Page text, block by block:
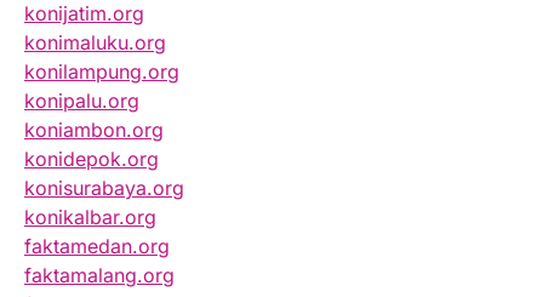
konijatim.org
konimaluku.org
konilampung.org
konipalu.org
koniambon.org
konidepok.org
konisurabaya.org
konikalbar.org
faktamedan.org
faktamalang.org